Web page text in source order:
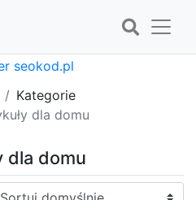
Kategorie
dla domu
dla domu